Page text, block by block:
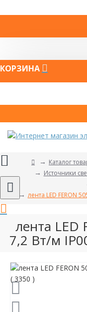
КОРЗИНА
Каталог
Источники
лента LED FERON
лента LED
7,2 Вт/м